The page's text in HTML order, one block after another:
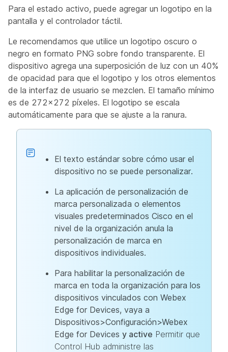
Para el estado activo, puede agregar un logotipo en la
pantalla y el controlador táctil.
Le recomendamos que utilice un logotipo oscuro o
negro en formato PNG sobre fondo transparente. El
dispositivo agrega una superposición de luz con un 40%
de opacidad para que el logotipo y los otros elementos
de la interfaz de usuario se mezclen. El tamaño mínimo
es de 272x272 píxeles. El logotipo se escala
automáticamente para que se ajuste a la ranura.
El texto estándar sobre cómo usar el
dispositivo no se puede personalizar.
La aplicación de personalización de
marca personalizada o elementos
visuales predeterminados Cisco en el
nivel de la organización anula la
personalización de marca en
dispositivos individuales.
Para habilitar la personalización de
marca en toda la organización para los
dispositivos vinculados con Webex
Edge for Devices, vaya a
Dispositivos>Configuración>Webex
Edge for Devices y active Permitir que
Control Hub administre las